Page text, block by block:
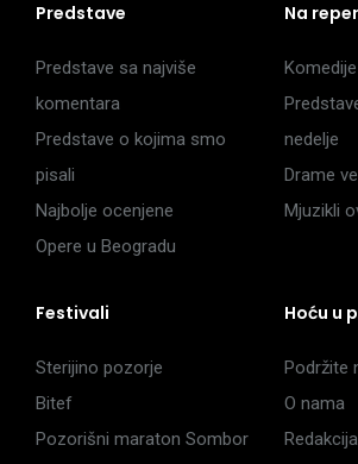
Predstave
Predstave sa najviše
komentara
Predstave o kojima smo
pisali
Najbolje ocenjene
Opere u Beogradu
Na
nedelje
Drame
Mjuzikli
Festivali
Sterijino pozorje
Bitef
Pozorišni maraton Sombor
Hoću u
Podržite
O nama
Redakcija